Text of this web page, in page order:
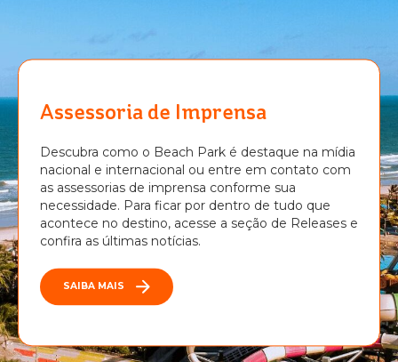
Assessoria de Imprensa
Descubra como o Beach Park é destaque na mídia
nacional e internacional ou entre em contato com
as assessorias de imprensa conforme sua
necessidade. Para ficar por dentro de tudo que
acontece no destino, acesse a seção de Releases e
confira as últimas notícias.
SAIBA MAIS